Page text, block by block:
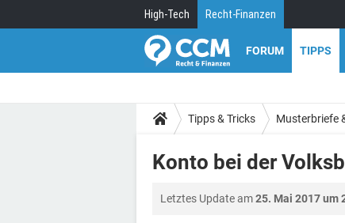
High-Tech Recht-Finanzen
FORUM TIPPS
Tipps & Tricks Musterbriefe
Konto bei der
Letztes Update am25. Mai 2017 um